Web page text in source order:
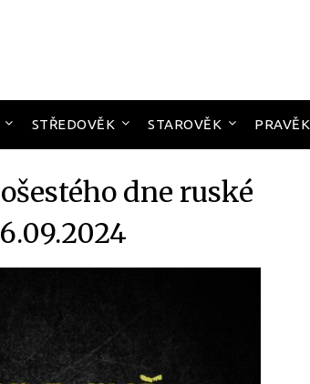
STŘEDOVĚK STAROVĚK PRAVĚK
dne ruské